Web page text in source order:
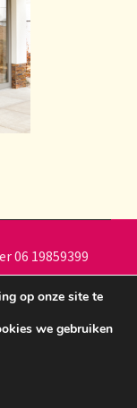
06 19859399
| Ontwikkeld
WordPress.
op onze site te
we gebruiken